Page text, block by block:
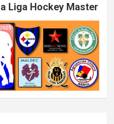
Liga Hockey Master